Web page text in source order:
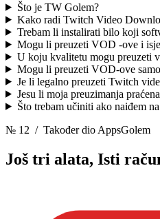
Što je TW Golem?
Kako radi Twitch Video
Trebam li instalirati bilo koji
Mogu li preuzeti VOD -ove i
U koju kvalitetu mogu preuzeti
Mogu li preuzeti VOD-ove
Je li legalno preuzeti Twitch
Jesu li moja preuzimanja
Što trebam učiniti ako naiđem
№ 12 / Također dio AppsGolem
Još tri alata, Isti